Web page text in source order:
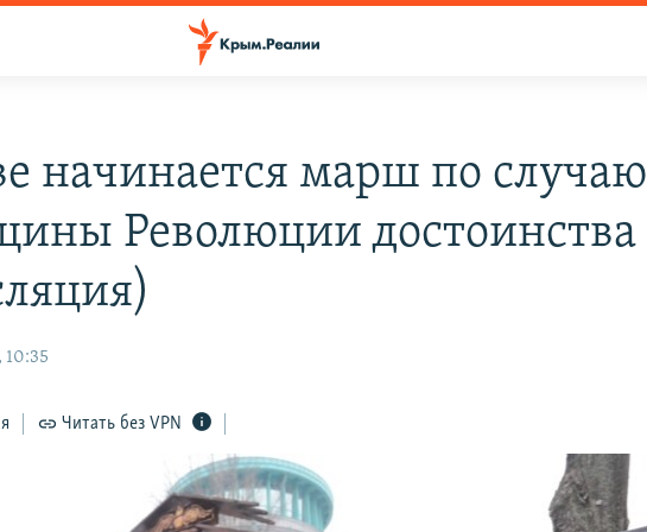
начинается марш по случаю
Революции достоинства
10:35
Читать без VPN